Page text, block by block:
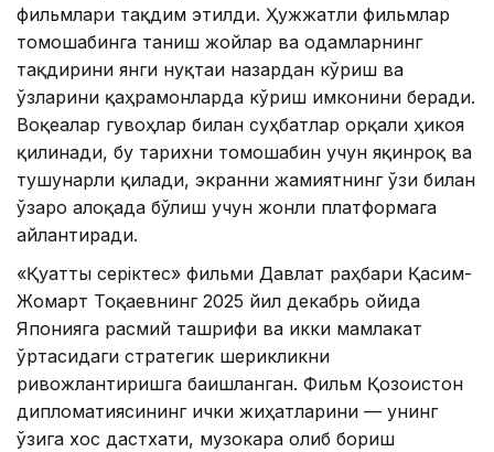
фильмлари тақдим этилди. Ҳужжатли фильмлар
томошабинга таниш жойлар ва одамларнинг
тақдирини янги нуқтаи назардан кўриш ва
ўзларини қаҳрамонларда кўриш имконини беради.
Воқеалар гувоҳлар билан суҳбатлар орқали ҳикоя
қилинади, бу тарихни томошабин учун яқинроқ ва
тушунарли қилади, экранни жамиятнинг ўзи билан
ўзаро алоқада бўлиш учун жонли платформага
айлантиради.
«Қуатты серіктес» фильми Давлат раҳбари Қасим-
Жомарт Тоқаевнинг 2025 йил декабрь ойида
Японияга расмий ташрифи ва икки мамлакат
ўртасидаги стратегик шерикликни
ривожлантиришга бағишланган. Фильм Қозоғистон
дипломатиясининг ички жиҳатларини — унинг
ўзига хос дастхати, музокара олиб бориш